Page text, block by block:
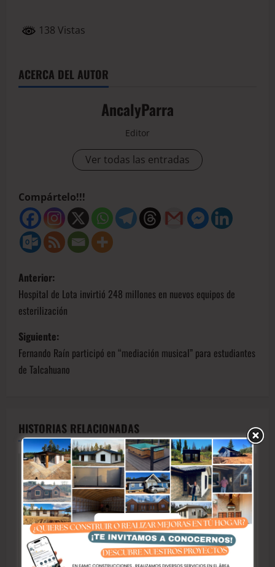
138 Vistas
ACERCA DEL AUTOR
AncalyParra
Editor
Ver todas las entradas
Compártelo!!!
Anterior:
Hospital de Lota invirtió 248 millones en nuevos equipos de
esterilización
Siguiente:
Fernando Raín participó en “mediación musical” para estudiantes
de Talcahuano
HISTORIAS RELACIONADAS